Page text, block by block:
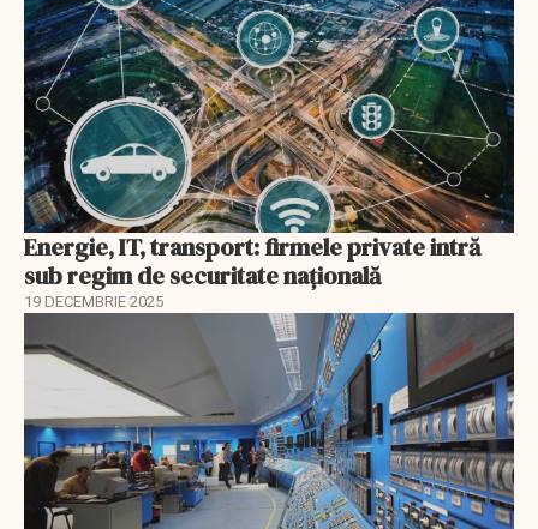
Energie, IT, transport: firmele private intră
sub regim de securitate națională
19 DECEMBRIE 2025